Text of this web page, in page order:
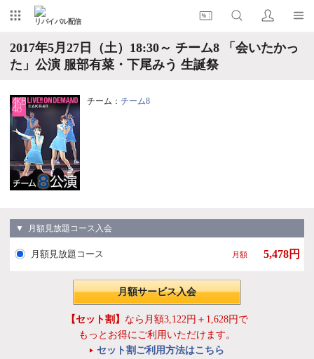
リバイバル配信
2017年5月27日（土）18:30～ チーム8 「会いたかっ
た」公演 服部有菜・下尾みう 生誕祭
チーム： チーム8
▼ 月額見放題コース入会
月額見放題コース 月額 5,478円
月額サービス入会
【セット割】 なら月額3,122円＋1,628円で
もっとお得にご利用いただけます。
セット割ご利用方法はこちら